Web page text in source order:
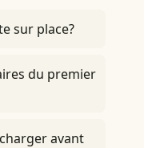
sur place?
du premier
avant